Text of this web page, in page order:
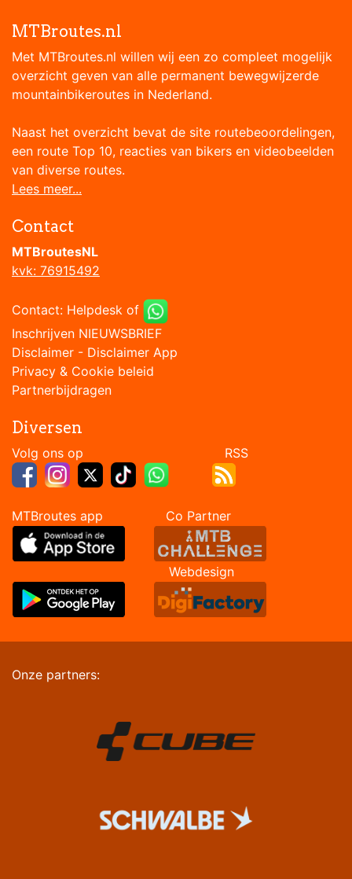
MTBroutes.nl
Met MTBroutes.nl willen wij een zo compleet mogelijk
overzicht geven van alle permanent bewegwijzerde
mountainbikeroutes in Nederland.
Naast het overzicht bevat de site routebeoordelingen,
een route Top 10, reacties van bikers en videobeelden
van diverse routes.
Lees meer...
Contact
MTBroutesNL
kvk: 76915492
Contact: Helpdesk of
Inschrijven NIEUWSBRIEF
Disclaimer - Disclaimer App
Privacy & Cookie beleid
Partnerbijdragen
Diversen
Volg ons op RSS
MTBroutes app Co Partner
Webdesign
Onze partners: